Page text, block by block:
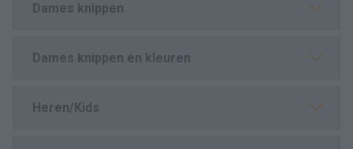
Dames knippen
Dames knippen en kleuren
Heren/Kids